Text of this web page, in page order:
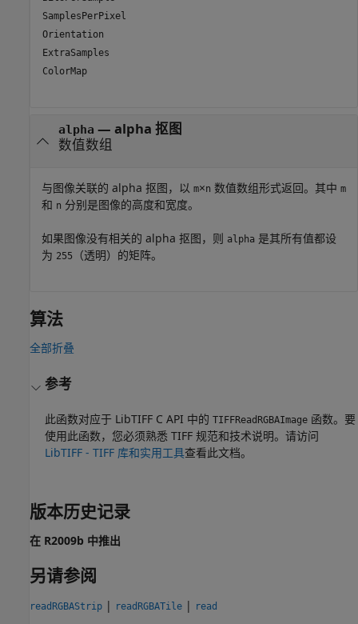
SamplesPerPixel
Orientation
ExtraSamples
ColorMap
alpha — alpha 抠图
数值数组
与图像关联的 alpha 抠图，以 m×n 数值数组形式返回。其中 m
和 n 分别是图像的高度和宽度。
如果图像没有相关的 alpha 抠图，则 alpha 是其所有值都设
为 255 （透明）的矩阵。
算法
全部折叠
参考
此函数对应于 LibTIFF C API 中的TIFFReadRGBAImage 函数。要
使用此函数，您必须熟悉 TIFF 规范和技术说明。请访问
LibTIFF - TIFF 库和实用工具查看此文档。
版本历史记录
在 R2009b 中推出
另请参阅
readRGBAStrip | readRGBATile | read